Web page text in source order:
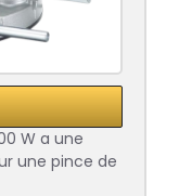
W a une
une pince de